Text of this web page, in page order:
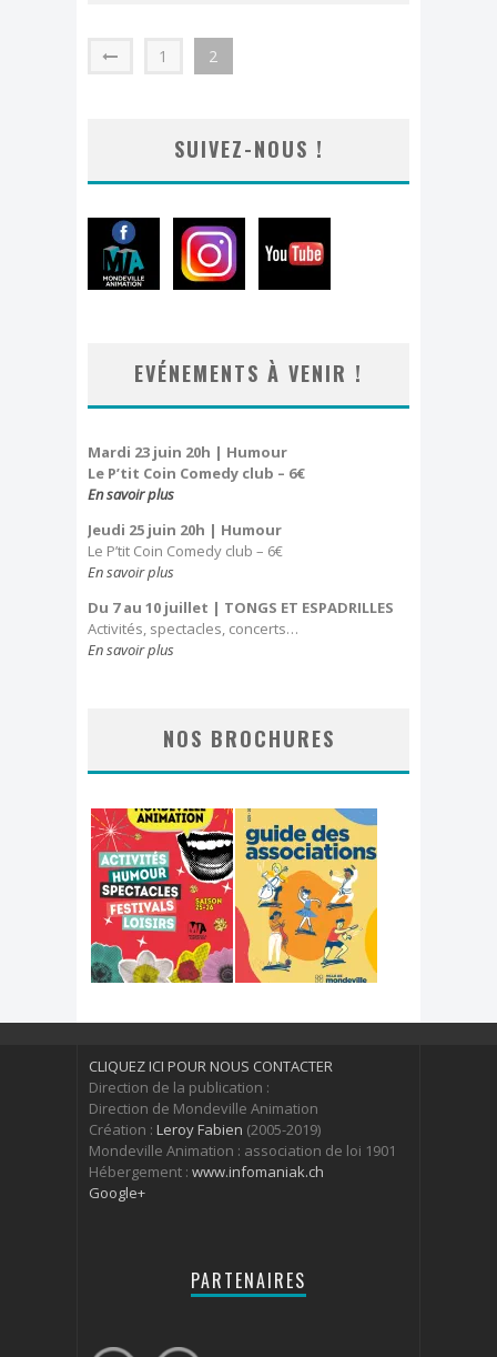
1 2
SUIVEZ-NOUS !
EVÉNEMENTS À VENIR !
Mardi 23 juin 20h | Humour
Le P’tit Coin Comedy club – 6€
En savoir plus
Jeudi 25 juin 20h | Humour
Le P’tit Coin Comedy club – 6€
En savoir plus
Du 7 au 10 juillet | TONGS ET ESPADRILLES
Activités, spectacles, concerts…
En savoir plus
NOS BROCHURES
CLIQUEZ ICI POUR NOUS CONTACTER
Direction de la publication :
Direction de Mondeville Animation
Création : Leroy Fabien (2005-2019)
Mondeville Animation : association de loi 1901
Hébergement : www.infomaniak.ch
Google+
PARTENAIRES